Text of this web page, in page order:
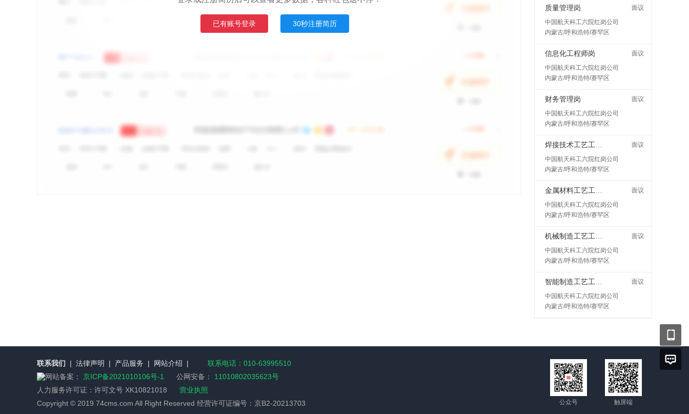
已有账号登录 30秒注册简历
质量管理岗
面议
中国航天科工六院红岗公司
内蒙古/呼和浩特/赛罕区
信息化工程师岗
面议
中国航天科工六院红岗公司
内蒙古/呼和浩特/赛罕区
财务管理岗
面议
中国航天科工六院红岗公司
内蒙古/呼和浩特/赛罕区
面议
中国航天科工六院红岗公司
内蒙古/呼和浩特/赛罕区
面议
中国航天科工六院红岗公司
内蒙古/呼和浩特/赛罕区
面议
中国航天科工六院红岗公司
内蒙古/呼和浩特/赛罕区
面议
中国航天科工六院红岗公司
内蒙古/呼和浩特/赛罕区
联系我们 | 法律声明 | 产品服务 | 网站介绍 |
联系电话：010-63995510
网站备案： 京ICP备2021010106号-1 公网安备：
11010802035623号
人力服务许可证： 许可文号 XK10821018
营业执照
Copyright © 2019 74cms.com All Right Reserved 经营许可证编号：京B2-20213703
公众号 触屏端